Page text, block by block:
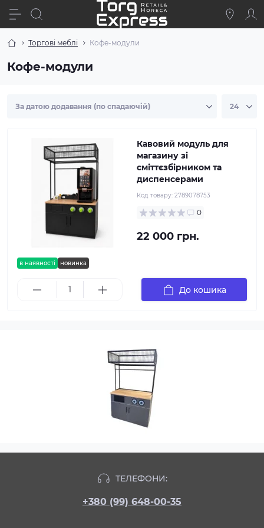
Торгові меблі Кофе-модули
Кофе-модули
в наявності новинка
Кавовий модуль для
магазину зі
сміттєзбірником та
диспенсерами
Код товару: 2789078753
0
22 000 грн.
До кошика
ТЕЛЕФОНИ:
+380 (99) 648-00-35